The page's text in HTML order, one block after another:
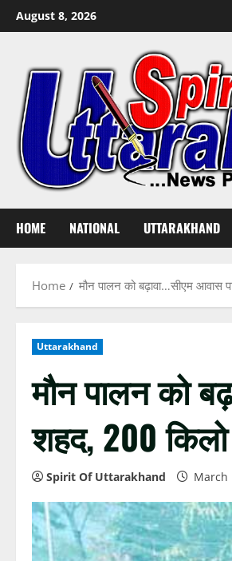
Skip
to
August 8, 2026
HOME NATIONAL UTTARAKHAND
Home मौन पालन को बढ़ावा…सीएम आवास
Uttarakhand
मौन पालन को
शहद, 200
Spirit Of Uttarakhand March